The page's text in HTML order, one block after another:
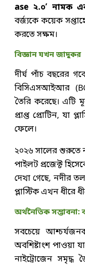
ase ২.০’ নামক
বর্জ্যকে কয়েক
করতে সক্ষম।
বিজ্ঞান যখন জাদুকর
দীর্ঘ পাঁচ বছরের
বিসিএসআইআর
তৈরি করেছে। এটি
প্রাপ্ত প্রোটিন, যা
ফেলে।
২০২৬ সালের শুরুতে
পাইলট প্রজেক্ট
দেখা গেছে, নদীর
প্লাস্টিক এখন ধীরে
অর্থনৈতিক সম্ভাবনা:
সবচেয়ে
অবশিষ্টাংশ পাওয়া
নাইট্রোজেন সমৃদ্ধ